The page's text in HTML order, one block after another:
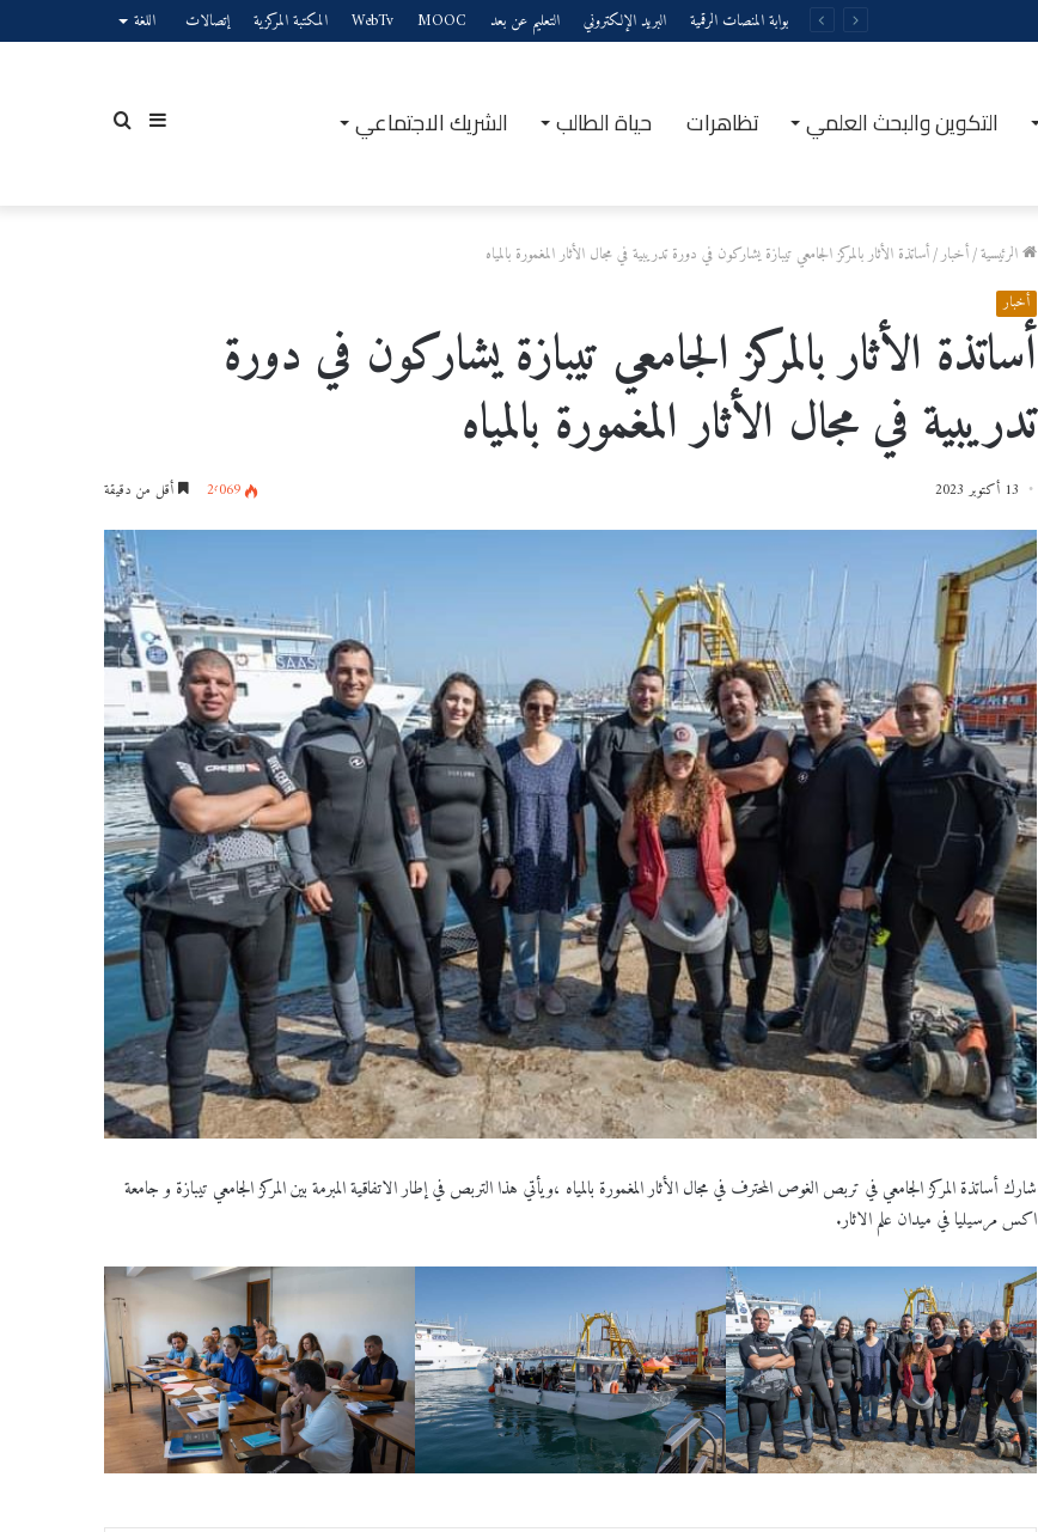
بوابة المنصات الرقمية البريد الإلكتروني التعليم عن بعد MOOC
WebTv المكتبة المركزية إتصالات اللغة
التكوين والبحث العلمي تظاهرات حياة الطالب الشريك الاجتماعي بحثإضافة
الرئيسية/أخبار/أساتذة الأثار بالمركز الجامعي تيبازة يشاركون في دورة تدريبية في مجال الأثار المغمورة بالمياه
أخبار
أساتذة الأثار بالمركز الجامعي تيبازة يشاركون في دورة
تدريبية في مجال الأثار المغمورة بالمياه
13 أكتوبر 2023 2٬069 أقل من دقيقة
شارك أساتذة المركز الجامعي في تربص الغوص المحترف في مجال الأثار المغمورة بالمياه ،ويأتي هذا التربص في إطار الاتفاقية المبرمة بين المركز الجامعي تيبازة و جامعة
اكس مرسيليا في ميدان علم الاثار.